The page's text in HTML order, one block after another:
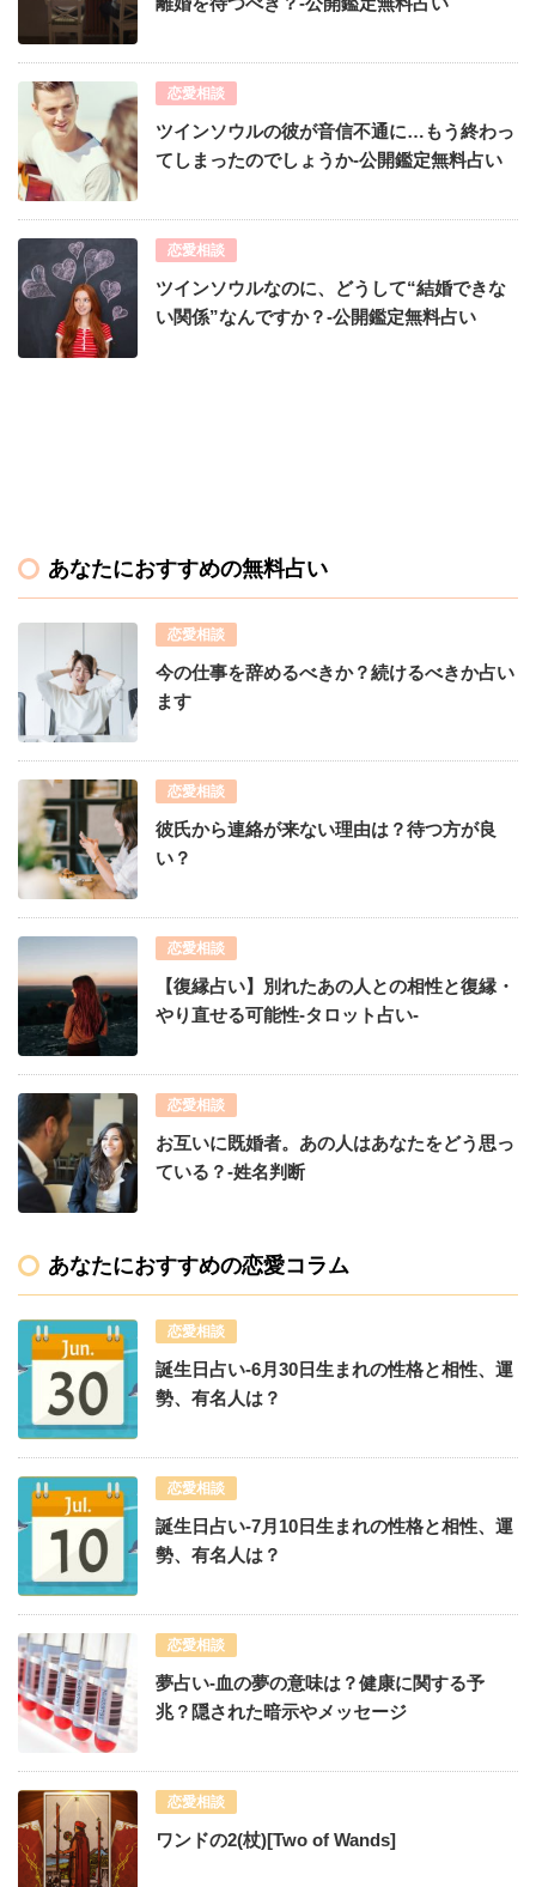
恋愛相談
ツインソウルの彼が音信不通に…もう終わっ
てしまったのでしょうか-公開鑑定無料占い
恋愛相談
ツインソウルなのに、どうして“結婚できな
い関係”なんですか？-公開鑑定無料占い
あなたにおすすめの無料占い
恋愛相談
今の仕事を辞めるべきか？続けるべきか占い
ます
恋愛相談
彼氏から連絡が来ない理由は？待つ方が良
い？
恋愛相談
【復縁占い】別れたあの人との相性と復縁・
やり直せる可能性-タロット占い-
恋愛相談
お互いに既婚者。あの人はあなたをどう思っ
ている？-姓名判断
あなたにおすすめの恋愛コラム
恋愛相談
誕生日占い-6月30日生まれの性格と相性、運
勢、有名人は？
恋愛相談
誕生日占い-7月10日生まれの性格と相性、運
勢、有名人は？
恋愛相談
夢占い-血の夢の意味は？健康に関する予
兆？隠された暗示やメッセージ
恋愛相談
ワンドの2(杖)[Two of Wands]